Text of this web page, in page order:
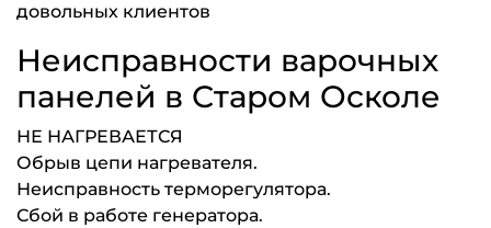
довольных клиентов
Неисправности варочных
панелей в Старом Осколе
НЕ НАГРЕВАЕТСЯ
Обрыв цепи нагревателя.
Неисправность терморегулятора.
Сбой в работе генератора.